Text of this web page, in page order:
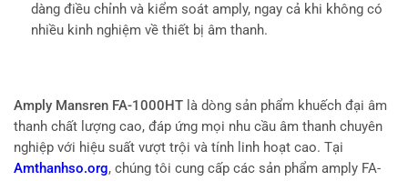
dàng điều chỉnh và kiểm soát amply, ngay cả khi không có
nhiều kinh nghiệm về thiết bị âm thanh.
Amply Mansren FA-1000HT là dòng sản phẩm khuếch đại âm
thanh chất lượng cao, đáp ứng mọi nhu cầu âm thanh chuyên
nghiệp với hiệu suất vượt trội và tính linh hoạt cao. Tại
Amthanhso.org, chúng tôi cung cấp các sản phẩm amply FA-